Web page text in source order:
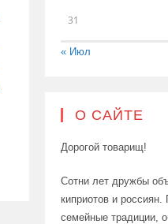
31
« Июл
О САЙТЕ
Дорогой товарищ!
Сотни лет дружбы
киприотов и россиян.
семейные традиции,